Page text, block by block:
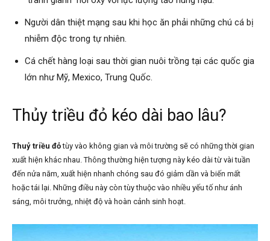
Người dân thiệt mạng sau khi học ăn phải những chú cá bị
nhiễm độc trong tự nhiên.
Cá chết hàng loại sau thời gian nuôi trồng tại các quốc gia
lớn như Mỹ, Mexico, Trung Quốc.
Thủy triều đỏ kéo dài bao lâu?
Thuỷ triều đỏtùy vào không gian và môi trường sẽ có những thời gian
xuất hiện khác nhau. Thông thường hiện tượng này kéo dài từ vài tuần
đến nửa năm, xuất hiện nhanh chóng sau đó giảm dần và biến mất
hoặc tái lại. Những điều này còn tùy thuộc vào nhiều yếu tố như ánh
sáng, môi trưởng, nhiệt độ và hoàn cảnh sinh hoạt.